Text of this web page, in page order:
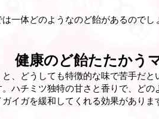
一体どのようなのど飴があるので
健康のど飴たたかう
、どうしても特徴的な味で苦手だ
ハチミツ独特の甘さと香りで、ど
イガを緩和してくれる効果がありま